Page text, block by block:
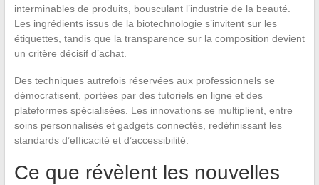
interminables de produits, bousculant l’industrie de la beauté.
Les ingrédients issus de la biotechnologie s’invitent sur les
étiquettes, tandis que la transparence sur la composition devient
un critère décisif d’achat.
Des techniques autrefois réservées aux professionnels se
démocratisent, portées par des tutoriels en ligne et des
plateformes spécialisées. Les innovations se multiplient, entre
soins personnalisés et gadgets connectés, redéfinissant les
standards d’efficacité et d’accessibilité.
Ce que révèlent les nouvelles